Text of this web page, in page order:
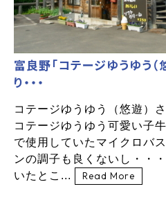
富良野「コテージゆうゆう
り・・・
コテージゆうゆう（悠遊）
コテージゆうゆう可愛い子
で使用していたマイクロバ
ンの調子も良くないし・・
いたとこ...
Read More